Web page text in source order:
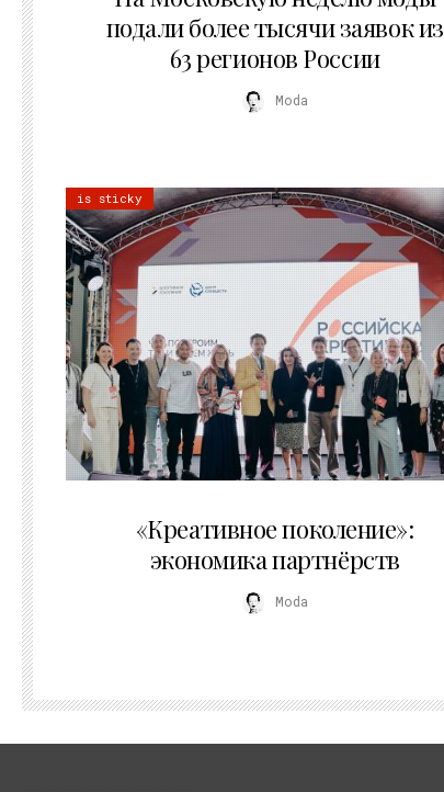
подали более тысячи заявок из
63 регионов России
Moda
is sticky
«Креативное поколение»:
экономика партнёрств
Moda